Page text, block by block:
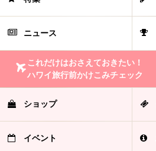
ニュース
これだけはおさえておきたい！
ハワイ旅行前かけこみチェック
ショップ
イベント